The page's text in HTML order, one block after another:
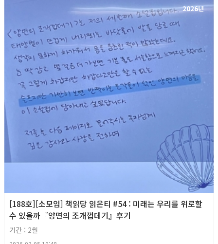
2026년
[188호][소모임] 책읽당 읽은티 #54 : 미래는 우리를 위로할
수 있을까『양면의 조개껍데기』후기
기간 : 2월